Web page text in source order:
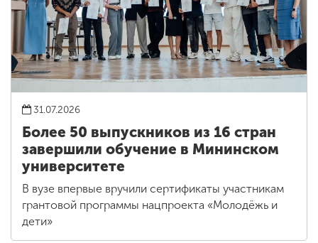
31.07.2026
Более 50 выпускников из 16 стран
завершили обучение в Мининском
университете
В вузе впервые вручили сертификаты участникам
грантовой программы нацпроекта «Молодёжь и
дети»